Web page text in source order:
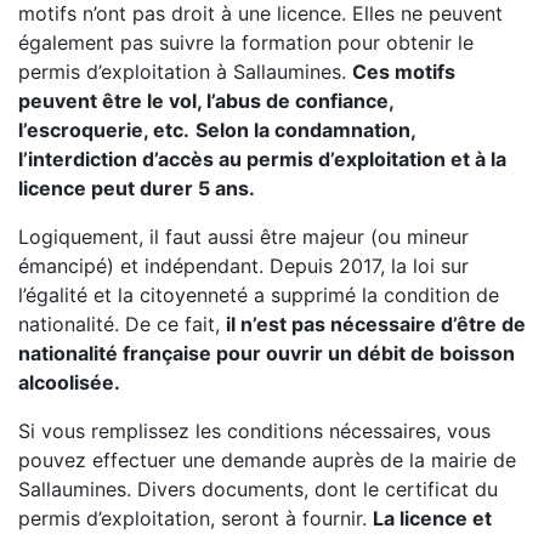
motifs n’ont pas droit à une licence. Elles ne peuvent
également pas suivre la formation pour obtenir le
permis d’exploitation à Sallaumines. Ces motifs
peuvent être le vol, l’abus de confiance,
l’escroquerie, etc. Selon la condamnation,
l’interdiction d’accès au permis d’exploitation et à la
licence peut durer 5 ans.
Logiquement, il faut aussi être majeur (ou mineur
émancipé) et indépendant. Depuis 2017, la loi sur
l’égalité et la citoyenneté a supprimé la condition de
nationalité. De ce fait, il n’est pas nécessaire d’être de
nationalité française pour ouvrir un débit de boisson
alcoolisée.
Si vous remplissez les conditions nécessaires, vous
pouvez effectuer une demande auprès de la mairie de
Sallaumines. Divers documents, dont le certificat du
permis d’exploitation, seront à fournir. La licence et